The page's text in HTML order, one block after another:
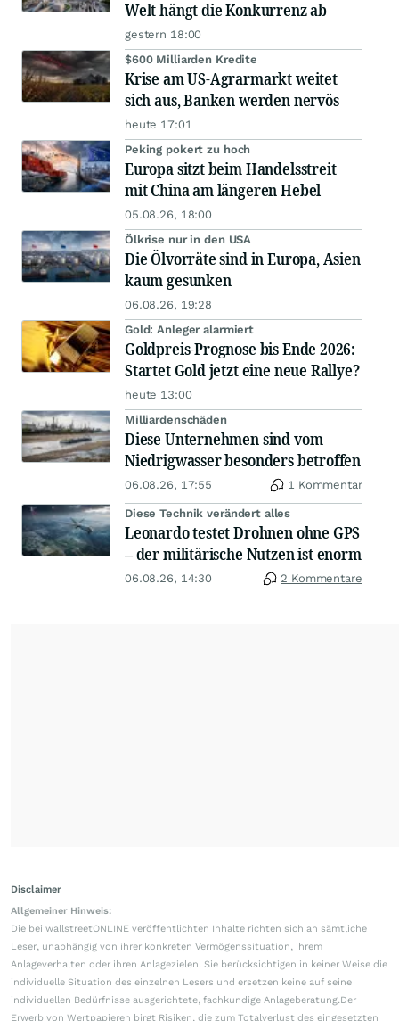
Welt hängt die Konkurrenz ab
gestern 18:00
$600 Milliarden Kredite
Krise am US-Agrarmarkt weitet
sich aus, Banken werden nervös
heute 17:01
Peking pokert zu hoch
Europa sitzt beim Handelsstreit
mit China am längeren Hebel
05.08.26, 18:00
Ölkrise nur in den USA
Die Ölvorräte sind in Europa, Asien
kaum gesunken
06.08.26, 19:28
Gold: Anleger alarmiert
Goldpreis-Prognose bis Ende 2026:
Startet Gold jetzt eine neue Rallye?
heute 13:00
Milliardenschäden
Diese Unternehmen sind vom
Niedrigwasser besonders betroffen
06.08.26, 17:55 1 Kommentar
Diese Technik verändert alles
Leonardo testet Drohnen ohne GPS
– der militärische Nutzen ist enorm
06.08.26, 14:30 2 Kommentare
Disclaimer
Allgemeiner Hinweis:
Die bei wallstreetONLINE veröffentlichten Inhalte richten sich an sämtliche
Leser, unabhängig von ihrer konkreten Vermögenssituation, ihrem
Anlageverhalten oder ihren Anlagezielen. Sie berücksichtigen in keiner Weise die
individuelle Situation des einzelnen Lesers und ersetzen keine auf seine
individuellen Bedürfnisse ausgerichtete, fachkundige Anlageberatung.Der
Erwerb von Wertpapieren birgt Risiken, die zum Totalverlust des eingesetzten